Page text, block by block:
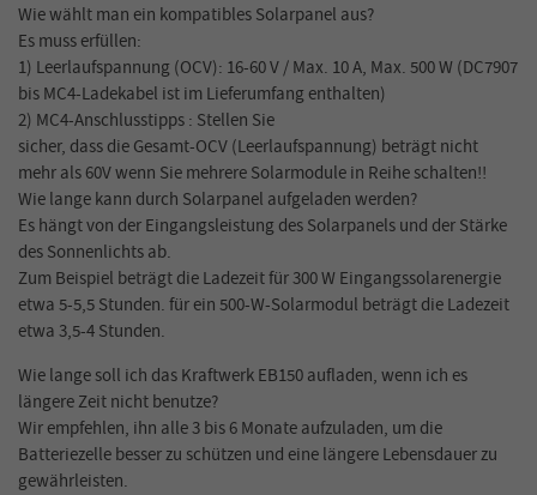
Wie wählt man ein kompatibles Solarpanel aus?
Es muss erfüllen:
1) Leerlaufspannung (OCV): 16-60 V / Max. 10 A, Max. 500 W (DC7907
bis MC4-Ladekabel ist im Lieferumfang enthalten)
2) MC4-Anschlusstipps : Stellen Sie
sicher, dass die Gesamt-OCV (Leerlaufspannung) beträgt nicht
mehr als 60V wenn Sie mehrere Solarmodule in Reihe schalten!!
Wie lange kann durch Solarpanel aufgeladen werden?
Es hängt von der Eingangsleistung des Solarpanels und der Stärke
des Sonnenlichts ab.
Zum Beispiel beträgt die Ladezeit für 300 W Eingangssolarenergie
etwa 5-5,5 Stunden. für ein 500-W-Solarmodul beträgt die Ladezeit
etwa 3,5-4 Stunden.
Wie lange soll ich das Kraftwerk EB150 aufladen, wenn ich es
längere Zeit nicht benutze?
Wir empfehlen, ihn alle 3 bis 6 Monate aufzuladen, um die
Batteriezelle besser zu schützen und eine längere Lebensdauer zu
gewährleisten.